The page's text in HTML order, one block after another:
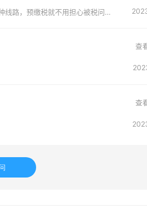
他家部分商品是支持阳光清关的，选到阳光清关那种线路，预缴税就不用担心被税问题，如果是选到非阳光的，**看运气。
查
查
Sandro us
【55专享】Base Blu：时尚上
PRADA、LOEWE、加拿大鹅
Bloomingdales：时尚热卖！